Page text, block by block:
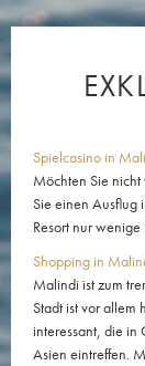
Spielcasino in
Möchten Sie
Sie einen Ausflug
Resort nur
Shopping in
Malindi ist zum
Stadt ist vor allem
interessant, die in
Asien eintreffen.